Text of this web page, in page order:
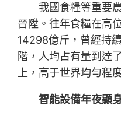
我國食糧等重要
晉陞。往年食糧在高
14298億斤，曾經持
階，人均占有量到達
上，高于世界均勻程
智能設備年夜顯